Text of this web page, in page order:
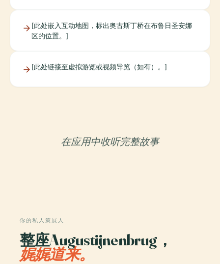
[此处嵌入互动地图，标出奥古斯丁桥在布鲁日圣安娜
区的位置。]
[此处链接至虚拟游览或视频导览（如有）。]
在应用中收听完整故事
你的私人策展人
整座Augustijnenbrug，
娓娓道来。